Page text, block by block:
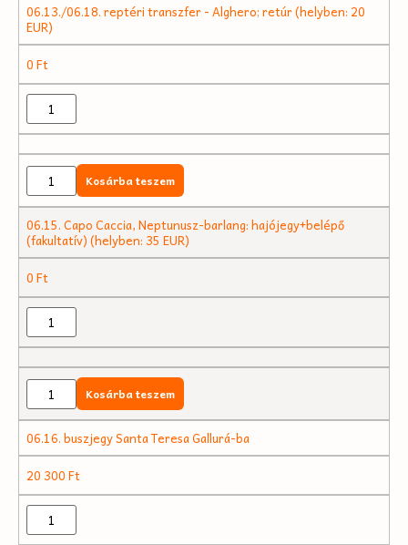
06.13./06.18. reptéri transzfer - Alghero; retúr (helyben: 20
EUR)
0Ft
Kosárba teszem
06.15. Capo Caccia, Neptunusz-barlang: hajójegy+belépő
(fakultatív) (helyben: 35 EUR)
0Ft
Kosárba teszem
06.16. buszjegy Santa Teresa Gallurá-ba
20 300Ft